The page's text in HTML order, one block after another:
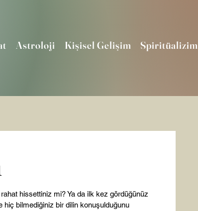
Astroloji Kişisel Gelişim Spiritüalizim
hissettiniz mi? Ya da ilk kez gördüğünüz
hiç bilmediğiniz bir dilin konuşulduğunu